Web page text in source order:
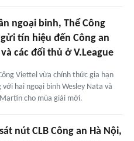
ngoại binh, Thể Công
tín hiệu đến Công an
và các đối thủ ở V.League
Viettel vừa chính thức gia hạn
với hai ngoại binh Wesley Nata và
cho mùa giải mới.
nút CLB Công an Hà Nội,